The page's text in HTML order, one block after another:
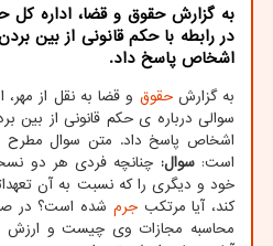
به گزارش حقوق و قضا، اداره کل
در رابطه با حکم قانونی از بین
اشخاص پاسخ داد.
به گزارشحقوق و قضا به نقل از مهر،
سوالی درباره ی حکم قانونی از بین
اشخاص پاسخ داد. متن سوال
است:سوال: چنانچه فردی هر دو
خود و دیگری را که نسبت به آن
کند، آیا مرتکبجرم شده است؟ در
محاسبه مجازات وی چیست و ارزش